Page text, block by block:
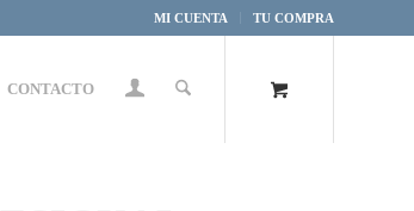
MI CUENTA TU COMPRA
CONTACTO